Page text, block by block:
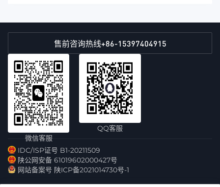
售前咨询热线+86-15397404915
微信客服
QQ客服
IDC/ISP证号 B1-20211509
陕公网安备 61019602000427号
网站备案号 陕ICP备2021014730号-1